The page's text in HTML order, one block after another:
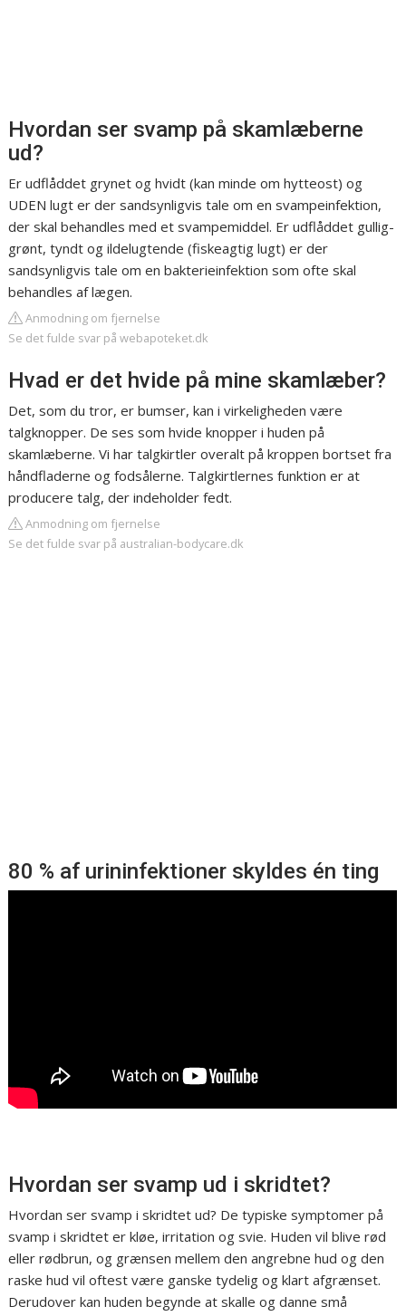
Hvordan ser svamp på skamlæberne
ud?
Er udflåddet grynet og hvidt (kan minde om hytteost) og
UDEN lugt er der sandsynligvis tale om en svampeinfektion,
der skal behandles med et svampemiddel. Er udflåddet gullig-
grønt, tyndt og ildelugtende (fiskeagtig lugt) er der
sandsynligvis tale om en bakterieinfektion som ofte skal
behandles af lægen.
Anmodning om fjernelse
Se det fulde svar på webapoteket.dk
Hvad er det hvide på mine skamlæber?
Det, som du tror, er bumser, kan i virkeligheden være
talgknopper. De ses som hvide knopper i huden på
skamlæberne. Vi har talgkirtler overalt på kroppen bortset fra
håndfladerne og fodsålerne. Talgkirtlernes funktion er at
producere talg, der indeholder fedt.
Anmodning om fjernelse
Se det fulde svar på australian-bodycare.dk
80 % af urininfektioner skyldes én ting
Hvordan ser svamp ud i skridtet?
Hvordan ser svamp i skridtet ud? De typiske symptomer på
svamp i skridtet er kløe, irritation og svie. Huden vil blive rød
eller rødbrun, og grænsen mellem den angrebne hud og den
raske hud vil oftest være ganske tydelig og klart afgrænset.
Derudover kan huden begynde at skalle og danne små